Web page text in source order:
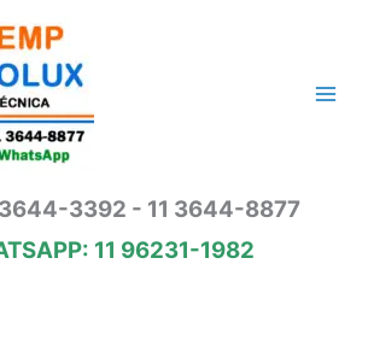
3644-3392 - 11 3644-8877
11 96231-1982